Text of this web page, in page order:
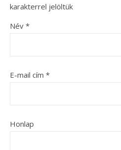
karakterrel jelöltük
Név *
E-mail cím *
Honlap